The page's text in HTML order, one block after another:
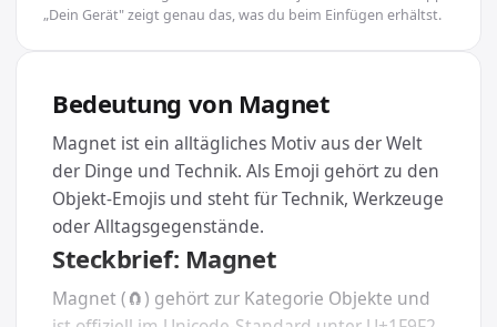
„Dein Gerät" zeigt genau das, was du beim Einfügen erhältst.
Bedeutung von Magnet
Magnet ist ein alltägliches Motiv aus der Welt
der Dinge und Technik. Als Emoji gehört zu den
Objekt-Emojis und steht für Technik, Werkzeuge
oder Alltagsgegenstände.
Steckbrief: Magnet
Magnet (🧲) gehört zur Kategorie Objekte und